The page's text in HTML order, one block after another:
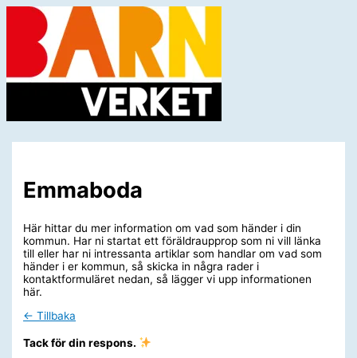
Hoppa
innehåll
Emmaboda
Här hittar du mer information om vad som händer i din
kommun. Har ni startat ett föräldraupprop som ni vill länka
till eller har ni intressanta artiklar som handlar om vad som
händer i er kommun, så skicka in några rader i
kontaktformuläret nedan, så lägger vi upp informationen
här.
← Tillbaka
Tack för din respons.